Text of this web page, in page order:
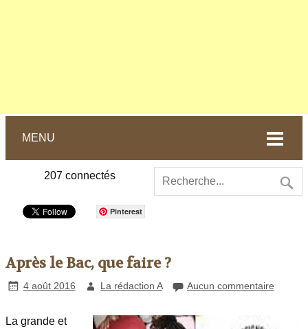
MENU
207 connectés
Pinterest
Après le Bac, que faire ?
4 août 2016 La rédaction A Aucun commentaire
La grande et